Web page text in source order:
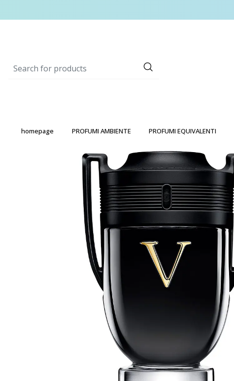
homepage PROFUMI AMBIENTE PROFUMI EQUIVALENTI